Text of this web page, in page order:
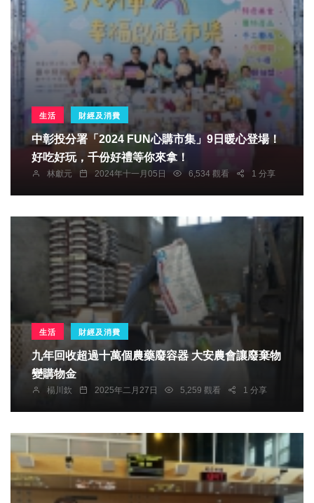
生活 財經及消費
中彰投分署「2024 FUN心購市集」9日暖心登場！
好吃好玩，千份好禮等你來拿！
林獻元 2024年十一月05日 6,534 觀看 1 分享
生活 財經及消費
九年回收超過十萬個農藥廢容器 大安農會讓廢棄物
變購物金
楊川欽 2025年二月27日 5,259 觀看 1 分享